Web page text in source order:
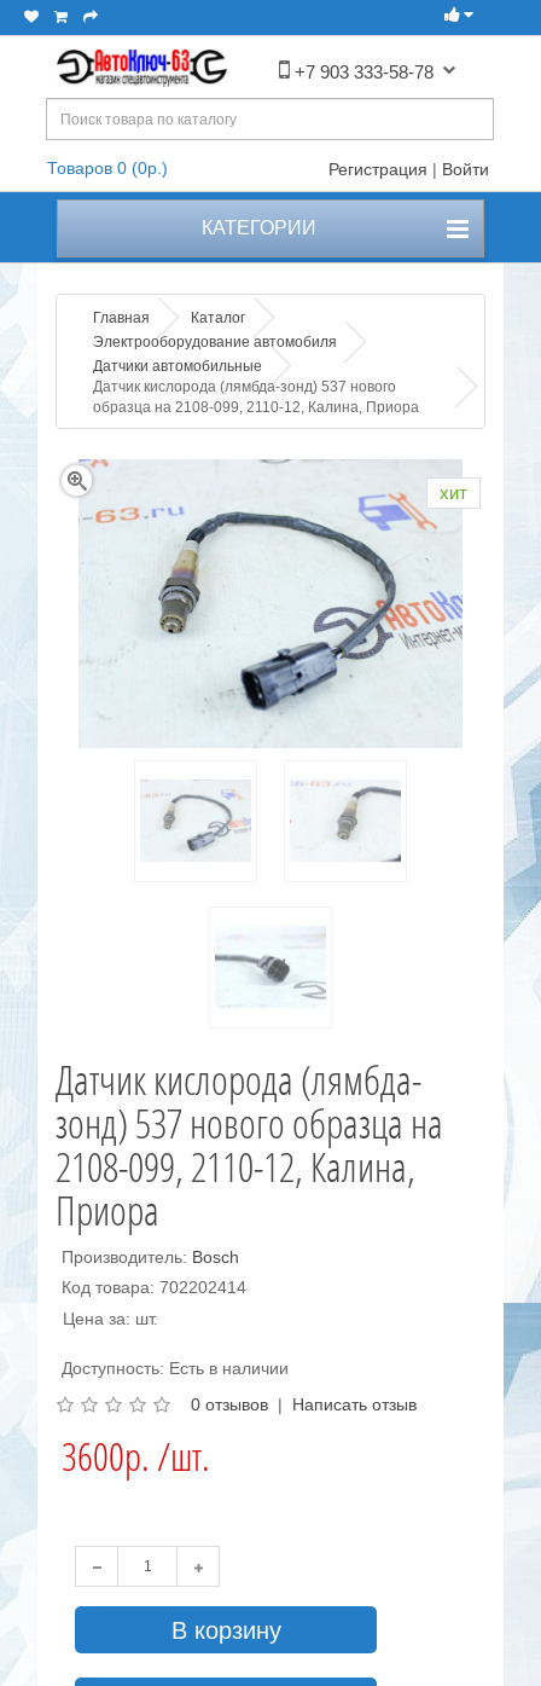
+7 903 333-58-78
Товаров 0 (0р.) Регистрация | Войти
КАТЕГОРИИ
Главная
Каталог
Электрооборудование автомобиля
Датчики автомобильные
Датчик кислорода (лямбда-зонд) 537 нового
образца на 2108-099, 2110-12, Калина, Приора
хит
Датчик кислорода (лямбда-
зонд) 537 нового образца на
2108-099, 2110-12, Калина,
Приора
Производитель: Bosch
Код товара: 702202414
Цена за: шт.
Доступность: Есть в наличии
0 отзывов | Написать отзыв
3600р. /шт.
В корзину